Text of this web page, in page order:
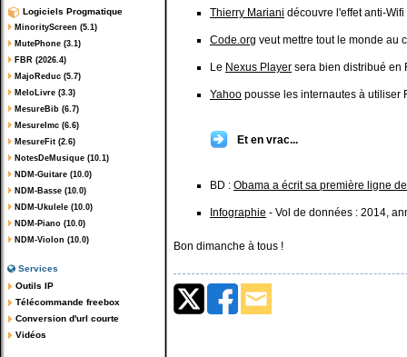
Logiciels Progmatique
MinorityScreen (5.1)
MutePhone (3.1)
FBR (2026.4)
MajoReduc (5.7)
MeloLivre (3.3)
MesureBib (6.7)
MesureImc (6.6)
MesureFit (2.6)
NotesDeMusique (10.1)
NDM-Guitare (10.0)
NDM-Basse (10.0)
NDM-Ukulele (10.0)
NDM-Piano (10.0)
NDM-Violon (10.0)
Services
Outils IP
Télécommande freebox
Conversion d'url courte
Vidéos
Thierry Mariani découvre l'effet anti-
Code.org veut mettre tout le monde au
Le Nexus Player sera bien distribué en
Yahoo pousse les internautes à utiliser
Et en vrac...
BD : Obama a écrit sa première ligne
Infographie - Vol de données : 2014,
Bon dimanche à tous !